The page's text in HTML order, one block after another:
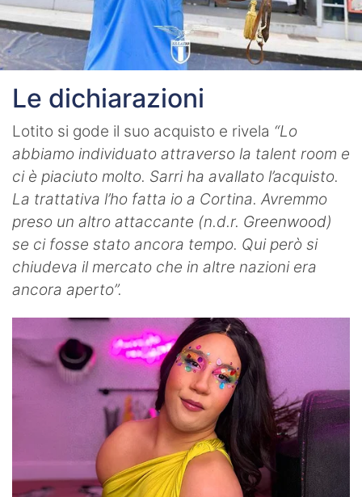
Le dichiarazioni
Lotito si gode il suo acquisto e rivela “Lo
abbiamo individuato attraverso la talent room e
ci è piaciuto molto. Sarri ha avallato l’acquisto.
La trattativa l’ho fatta io a Cortina. Avremmo
preso un altro attaccante (n.d.r. Greenwood)
se ci fosse stato ancora tempo. Qui però si
chiudeva il mercato che in altre nazioni era
ancora aperto”.